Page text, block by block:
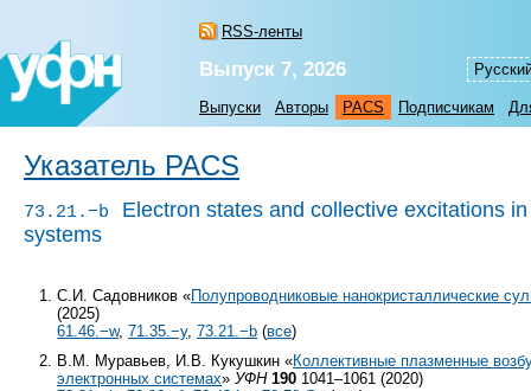
RSS-ленты
Выпуск 7, 2026
Выпуски Авторы PACS Подписчикам
Указатель PACS
73.21.−b
Electron states and collective excitations
systems
С.И. Садовников «Полупроводниковые нанокристаллические
(2025)
61.46.−w,71.35.−y,73.21.−b (все)
В.М. Муравьев, И.В. Кукушкин «Коллективные плазменные
электронных системах»УФН 190 1041–1061 (2020)